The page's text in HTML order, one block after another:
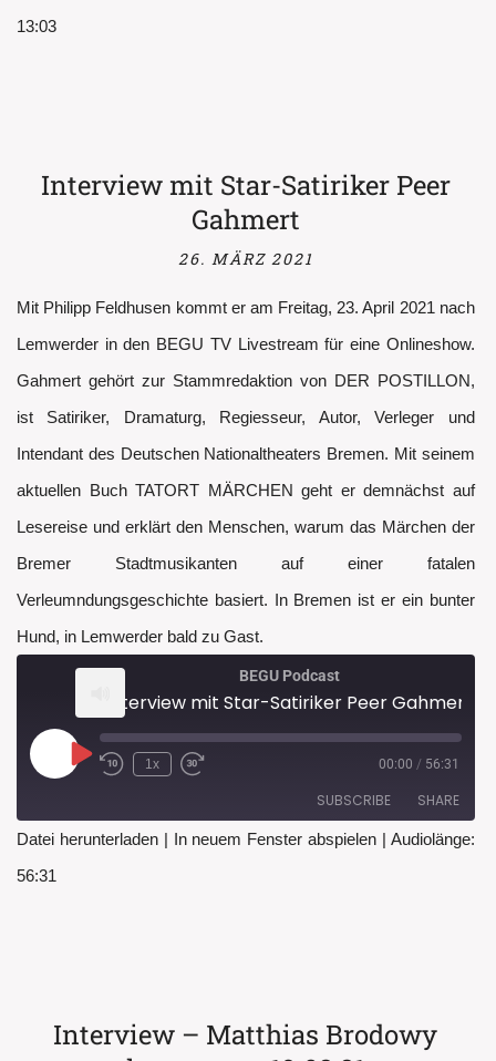
RSS FEED
SHARE
13:03
Interview mit Star-Satiriker Peer
Gahmert
26. MÄRZ 2021
Mit Philipp Feldhusen kommt er am Freitag, 23. April 2021 nach
Lemwerder in den BEGU TV Livestream für eine Onlineshow.
Gahmert gehört zur Stammredaktion von DER POSTILLON,
ist Satiriker, Dramaturg, Regiesseur, Autor, Verleger und
Intendant des Deutschen Nationaltheaters Bremen. Mit seinem
aktuellen Buch TATORT MÄRCHEN geht er demnächst auf
Lesereise und erklärt den Menschen, warum das Märchen der
Bremer Stadtmusikanten auf einer fatalen
Verleumndungsgeschichte basiert. In Bremen ist er ein bunter
Hund, in Lemwerder bald zu Gast.
BEGU Podcast
Interview mit Star-Satiriker Peer Gahmert
Play
EpisodeRewind
1x
Fast
seconds
00:00 / 56:31
SUBSCRIBE SHARE
RSS FEED
SHARE
Datei herunterladen| In neuem Fenster abspielen | Audiolänge:
56:31
Interview – Matthias Brodowy